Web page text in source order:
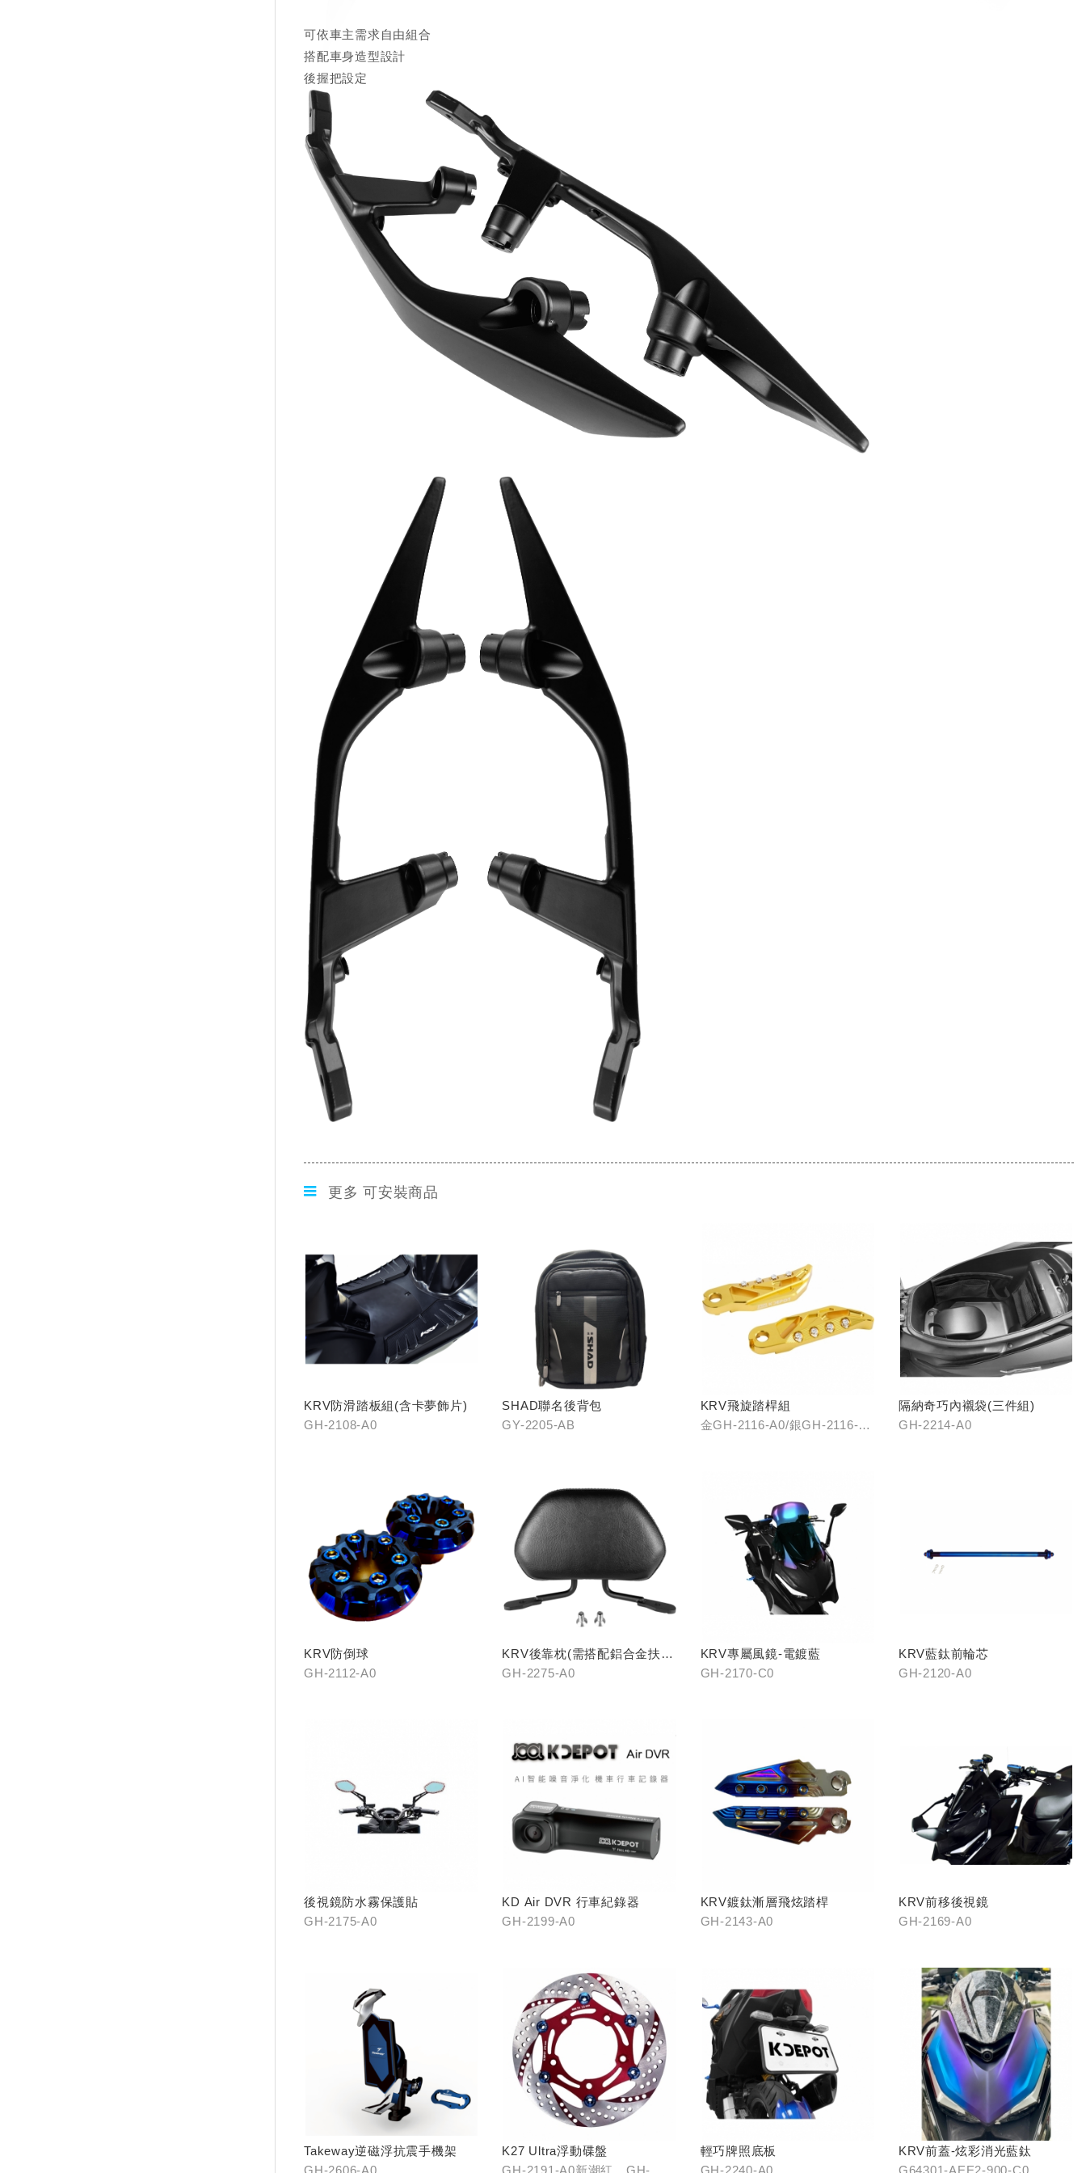
可依車主需求自由組合
搭配車身造型設計
​後握把設定
更多 可安裝商品
KRV防滑踏板組(含卡夢飾片)
GH-2108-A0
SHAD聯名後背包
GY-2205-AB
KRV飛旋踏桿組
金GH-2116-A0/銀GH-2116-
隔納奇巧內襯袋(三件組)
GH-2214-A0
KRV防倒球
GH-2112-A0
KRV後靠枕(需搭配鋁合金扶
手)
GH-2275-A0
KRV專屬風鏡-電鍍藍
GH-2170-C0
KRV藍鈦前輪芯
GH-2120-A0
後視鏡防水霧保護貼
GH-2175-A0
KD Air DVR 行車紀錄器
GH-2199-A0
KRV鍍鈦漸層飛炫踏桿
GH-2143-A0
KRV前移後視鏡
GH-2169-A0
Takeway逆磁浮抗震手機架
GH-2606-A0
K27 Ultra浮動碟盤
GH-2191-A0新潮紅、GH-
輕巧牌照底板
GH-2240-A0
KRV前蓋-炫彩消光藍鈦
G64301-AEE2-900-C0